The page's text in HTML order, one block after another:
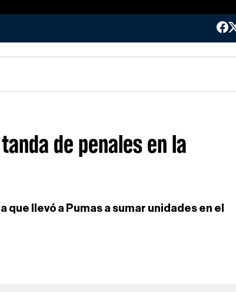
de penales en la
que llevó a Pumas a sumar unidades en el